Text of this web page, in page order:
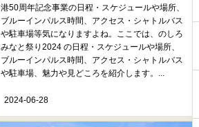
港50周年記念事業の日程・スケジュールや場所、
ブルーインパルス時間、アクセス・シャトルバス
や駐車場等気になりますよね。ここでは、のしろ
みなと祭り2024 の日程・スケジュールや場所、
ブルーインパルス時間、アクセス・シャトルバス
や駐車場、魅力や見どころを紹介します。...
2024-06-28